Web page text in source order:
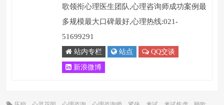
歌领衔心理医生团队,心理咨询师成功案例最
多规模最大口碑最好,心理热线:021-
51699291
站内专栏 站点 QQ交谈
新浪微博